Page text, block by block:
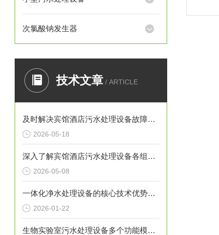
次氯酸钠发生器
技术文章 / ARTICLE
及时解决宾馆酒店污水处理设备故障在日常运行中十方重要
2026-05-18
深入了解宾馆酒店污水处理设备各组成部件对实现达标排放具有重要意义
2026-05-08
一体化净水处理设备的核心技术优势及应用价值
2026-01-22
生物实验室污水处理设备多个功能模块的协同集成与设计介绍